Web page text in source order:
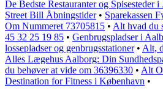
De Bedste Restauranter og Spisesteder
Street Bill Åbningstider• Sparekassen
Om Nummeret 73705815 • Alt hvad du
45 32 25 19 85 • Genbrugspladser i
lossepladser og genbrugsstationer• Alt,
Alles Lægehus Aalborg: Din
du behøver at vide om 36396330 • Alt
Destination for Fitness i København •